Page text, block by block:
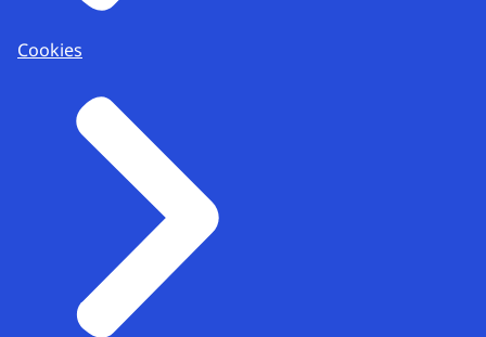
Cookies